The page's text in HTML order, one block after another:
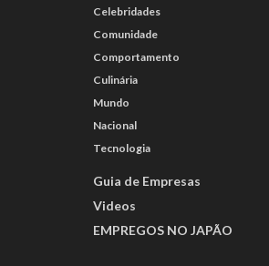
Celebridades
Comunidade
Comportamento
Culinária
Mundo
Nacional
Tecnologia
Guia de Empresas
Videos
EMPREGOS NO JAPÃO